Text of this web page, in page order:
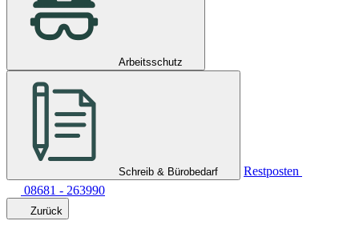
Arbeitsschutz
Schreib & Bürobedarf
Restposten
08681 - 263990
Zurück